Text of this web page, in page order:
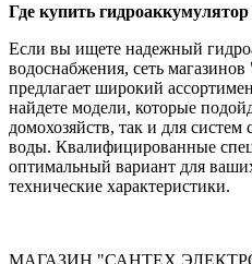
Где купить
Если вы ищете надежный
водоснабжения, сеть
предлагает широкий
найдете модели, которые
домохозяйств, так и для
воды. Квалифицированные
оптимальный вариант для
технические характеристики.
МАГАЗИН "САНТЕХ